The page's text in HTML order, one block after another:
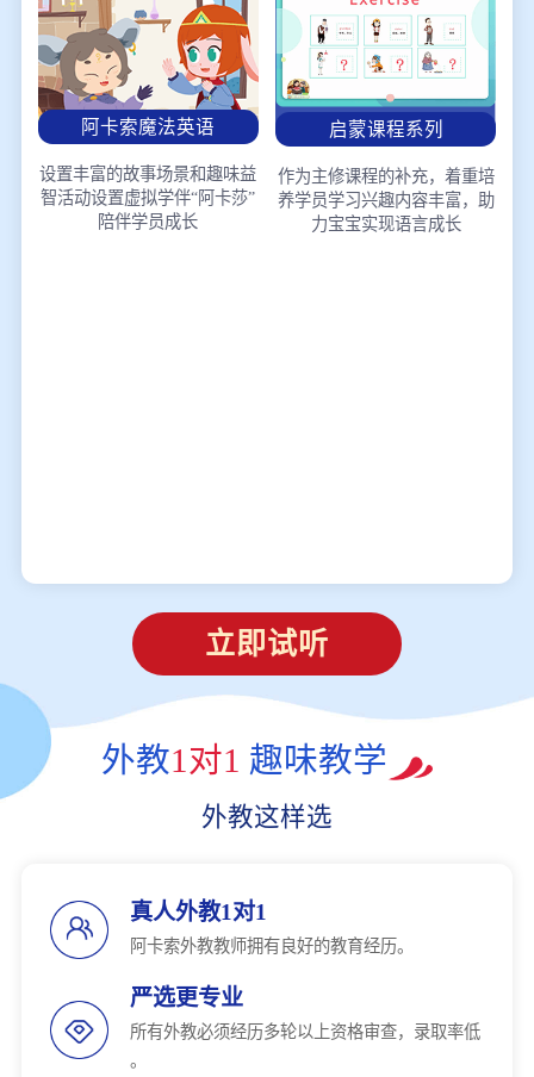
阿卡索魔法英语
设置丰富的故事场景和趣味益
智活动设置虚拟学伴“阿卡莎”
陪伴学员成长
启蒙课程系列
作为主修课程的补充，着重培
养学员学习兴趣内容丰富，助
力宝宝实现语言成长
立即试听
外教1对1 趣味教学
外教这样选
真人外教1对1
阿卡索外教教师拥有良好的教育经历。
严选更专业
所有外教必须经历多轮以上资格审查，录取率低
。